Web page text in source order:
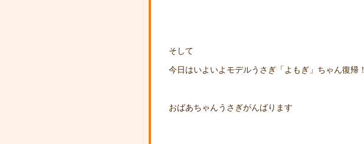
そして
今日はいよいよモデルうさぎ「よもぎ」ちゃん復帰！
おばあちゃんうさぎがんばります